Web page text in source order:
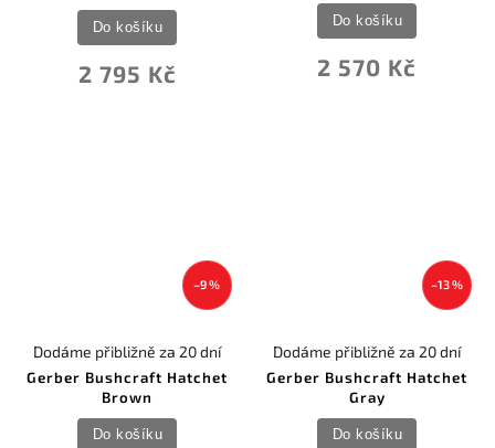
2 795 Kč
Do košíku
2 570 Kč
Do košíku
–9 %
Gerber Bushcraft Hatchet
Brown
Dodáme přibližně za 20 dní
Do košíku
–13 %
Gerber Bushcraft Hatchet
Gray
Dodáme přibližně za 20 dní
Do košíku